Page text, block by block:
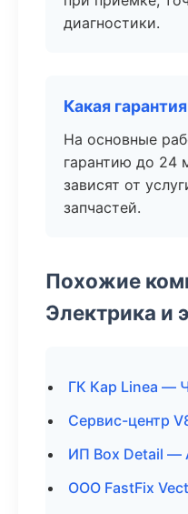
диагностики.
Какая
На основные
гарантию до 24
зависят от
запчастей.
Похожие
Электрика и
ГК Кар Linea —
Сервис-центр
ИП Box Detail —
ООО FastFix